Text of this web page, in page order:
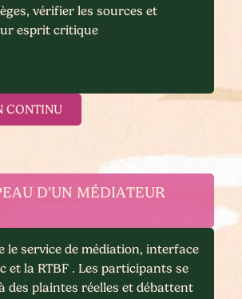
vérifier les sources et
esprit critique
CONTINU
D'UN MÉDIATEUR
le service de médiation, interface
et la RTBF . Les participants se
des plaintes réelles et débattent